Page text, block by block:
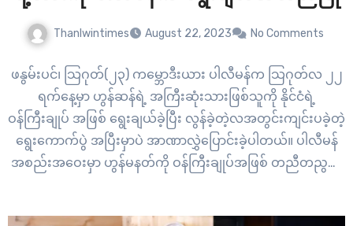
Thanlwintimes August 22, 2023 No Comments
ဖနွမ်းပင်၊ သြဂုတ်(၂၃) ကမ္ဘောဒီးယား ပါလီမန်က သြဂုတ်လ ၂၂
ရက်နေ့မှာ ဟွန်ဆန်ရဲ့ အကြီးဆုံးသားဖြစ်သူကို နိုင်ငံရဲ့
ဝန်ကြီးချုပ် အဖြစ် ရွေးချယ်ခဲ့ပြီး လွန်ခဲ့တဲ့လအတွင်းကျင်းပခဲ့တဲ့
ရွေးကောက်ပွဲ အပြီးမှာပဲ အာဏာလွှဲပြောင်းခဲ့ပါတယ်။ ပါလီမန်
အစည်းအဝေးမှာ ဟွန်မနတ်ကို ဝန်ကြီးချုပ်အဖြစ် တညီတညွတ်